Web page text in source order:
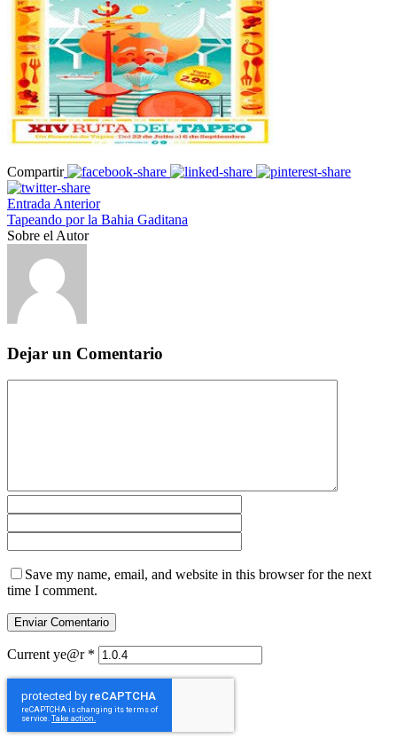
Compartir
Entrada Anterior
Tapeando por la Bahia Gaditana
Sobre el Autor
Dejar un Comentario
Save my name, email, and website in this browser for the next
time I comment.
Current ye@r *